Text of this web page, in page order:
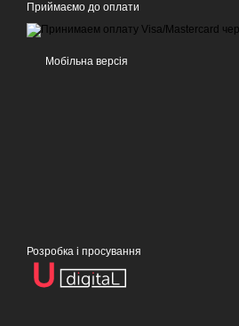
Приймаємо до оплати
Мобільна версія
Розробка і просування